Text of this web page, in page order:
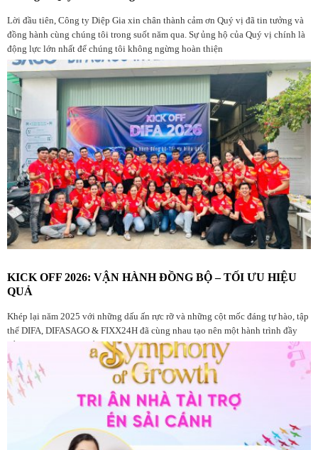
Lời đầu tiên, Công ty Diệp Gia xin chân thành cảm ơn Quý vị đã tin tưởng và
đồng hành cùng chúng tôi trong suốt năm qua. Sự ủng hộ của Quý vị chính là
động lực lớn nhất để chúng tôi không ngừng hoàn thiện
KICK OFF 2026: VẬN HÀNH ĐỒNG BỘ – TỐI ƯU HIỆU
QUẢ
Khép lại năm 2025 với những dấu ấn rực rỡ và những cột mốc đáng tự hào, tập
thể DIFA, DIFASAGO & FIXX24H đã cùng nhau tạo nên một hành trình đầy
bản lĩnh. Đây là dịp để chúng ta nhìn lại chặng đường đã qua, tri ân những
đóng góp bền bỉ và tâm huyết từ mọi thành viên trong đại gia đình Diệp Gia.